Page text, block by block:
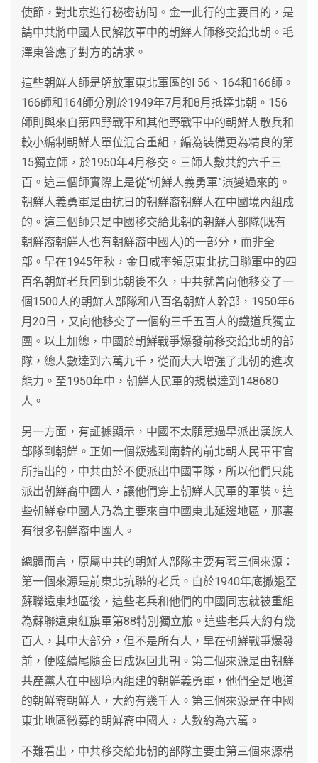
使節，對北京進行秘密訪問。金一此行的主要目的，是
請中共將中國人民解放軍中的朝鮮人師移交給北朝。毛
澤東答應了對方的請求。
這些朝鮮人師是解放軍東北軍區的l 56、164和166師。
166師和164師分別於1949年7月和8月抵達北朝。156
師則與來自第四野戰軍和其他野戰軍中的朝鮮人散兵和
較小編制朝鮮人單位混合重組，編為裝備更為精良的第
15獨立師，於1950年4月移交。三師人數共約六千三
百。這三個師實際上是從“朝鮮人義勇軍”演變過來的。
朝鮮人義勇軍是由抗日的朝鮮裔朝鮮人在中國境內組成
的。這三個師只是中國移交給北朝的朝鮮人部隊(既有
朝鮮裔朝鮮人也有朝鮮裔中國人)的一部分，而非全
部。早在1945年秋，金日咸率領原東北抗日聯軍中的四
百名朝鮮老兵回到北朝後不久，中共就曾向他移交了一
個1500人的朝鮮人部隊和八百名朝鮮人幹部，1950年6
月20日，又向他移交了一個約三千五百人的鐵道兵獨立
團。以上加總，中國於朝鮮戰爭爆發前移交給北朝的部
隊，總人數達到六萬九千，從而大大增強了北朝的進攻
能力。至1950年中，朝鮮人民軍的規模達到148680
人。
另一方面，有証據顯示，中國不太願意過早派出漢族人
部隊到朝鮮。正如一個叛逃到南韓的前北朝人民軍軍官
所指出的，中共由於不便派出中國軍隊，所以他們只能
派出朝鮮裔中國人，讓他們穿上朝鮮人民軍的軍裝。這
些朝鮮裔中國人乃為主要來自中國東北延邊地區，那裏
有很多朝鮮裔中國人。
總體而言，原屬中共的朝鮮人部隊主要有著三個來源：
第一個來源是前東北抗聯的老兵。自於1940年底撤退至
蘇聯遠東地區後，這些老兵和他們的中國同志就被重組
為蘇聯遠東紅旗軍第88特別獨立旅。這些老兵大約有幾
百人，其中大部分，但不是所有人，早在朝鮮戰爭爆發
前，便陸續尾隨金日成返回北朝。第二個來源是由朝鮮
共產黨人在中國境內組建的朝鮮義勇軍，他們全是地道
的朝鮮裔朝鮮人，大約有幾千人。第三個來源是在中國
東北地區徵募的朝鮮裔中國人，人數約為六萬。
不難看出，中共移交給北朝的部隊主要由第三個來源構